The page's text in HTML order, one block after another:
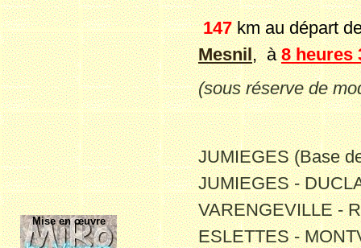
Mise en œuvre
147km au départ
Mesnil, à8 heures
(sous réserve de
JUMIEGES (Base
JUMIEGES -
VARENGEVILLE -
ESLETTES -